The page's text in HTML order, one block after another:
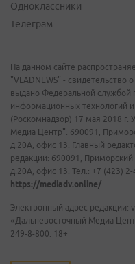
Одноклассники
Телеграм
На данном сайте
"VLADNEWS" -
выдано Федеральной службой
информационных технологий
(Роскомнадзор) 17 мая 2018
Медиа Центр". 690091,
д.20А, офис 13. Главный
редакции: 690091, Приморский
д.20А, офис 13. Тел.: +7 (423) 2-
https://mediadv.online/
Электронный адрес редакции:
«Дальневосточный Медиа
249-8-800. 18+